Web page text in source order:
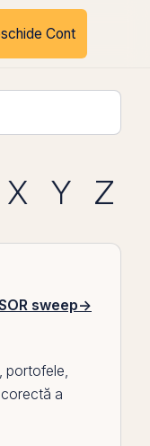
Cont
X Y Z
sweep→
portofele,
a